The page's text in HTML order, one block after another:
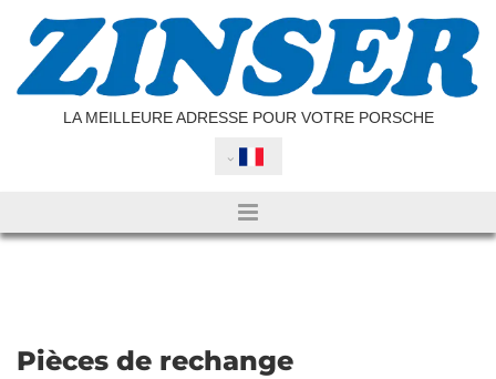
LA MEILLEURE ADRESSE POUR VOTRE PORSCHE
Pièces de rechange